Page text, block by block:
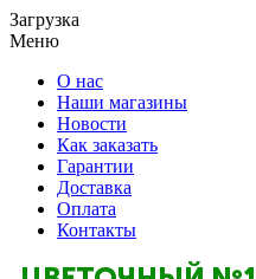
Загрузка
Меню
О нас
Наши магазины
Новости
Как заказать
Гарантии
Доставка
Оплата
Контакты